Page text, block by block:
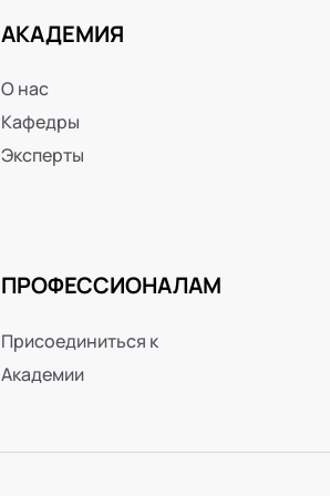
АКАДЕМИЯ
О нас
Кафедры
Эксперты
ПРОФЕССИОНАЛАМ
Присоединиться к
Академии